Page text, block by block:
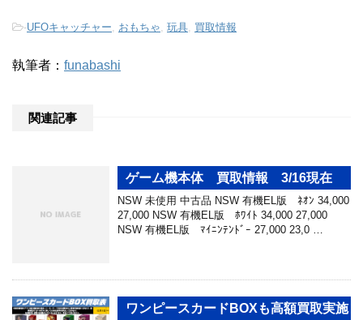
-UFOキャッチャー おもちゃ 玩具 買取情報
執筆者： funabashi
関連記事
ゲーム機本体 買取情報 3/16現在
NSW 未使用 中古品 NSW 有機EL版 ﾈｵﾝ 34,000
27,000 NSW 有機EL版 ﾎﾜｲﾄ 34,000 27,000
NSW 有機EL版 ﾏｲﾆﾝﾃﾝﾄﾞｰ 27,000 23,0 …
ワンピースカードBOXも高額買取実施